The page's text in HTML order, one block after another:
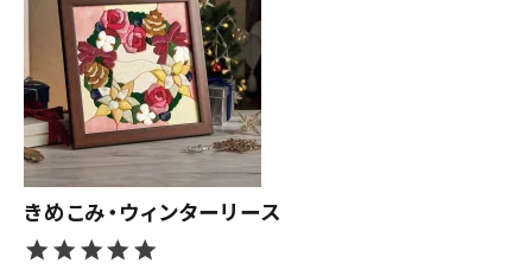
きめこみ・ウィンターリース